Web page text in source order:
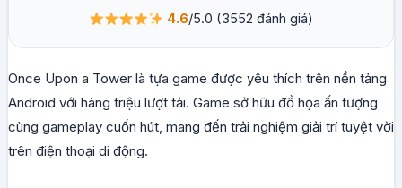
4.6/5.0 (3552 đánh giá)
Once Upon a Tower là tựa game được yêu thích trên nền tảng
Android với hàng triệu lượt tải. Game sở hữu đồ họa ấn tượng
cùng gameplay cuốn hút, mang đến trải nghiệm giải trí tuyệt vời
trên điện thoại di động.